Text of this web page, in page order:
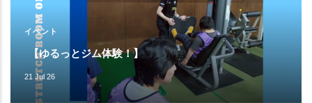
イベント
【ゆるっとジム体験！】
21 Jul 26